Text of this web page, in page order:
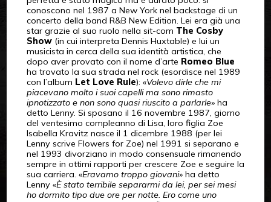
conoscono nel 1987 a New York nel backstage di un
concerto della band R&B New Edition. Lei era già una
star grazie al suo ruolo nella sit-com The Cosby
Show(in cui interpreta Dennis Huxtable) e lui un
musicista in cerca della sua identità artistica, che
dopo aver provato con il nome d’arte Romeo Blue
ha trovato la sua strada nel rock (esordisce nel 1989
con l’album Let Love Rule): «Volevo dirle che mi
piacevano molto i suoi capelli ma sono rimasto
ipnotizzato e non sono quasi riuscito a parlarle» ha
detto Lenny. Si sposano il 16 novembre 1987, giorno
del ventesimo compleanno di Lisa, loro figlia Zoe
Isabella Kravitz nasce il 1 dicembre 1988 (per lei
Lenny scrive Flowers for Zoe) nel 1991 si separano e
nel 1993 divorziano in modo consensuale rimanendo
sempre in ottimi rapporti per crescere Zoe e seguire la
sua carriera. «Eravamo troppo giovani» ha detto
Lenny «È stato terribile separarmi da lei, per sei mesi
ho dormito tipo due ore per notte. Ero come uno